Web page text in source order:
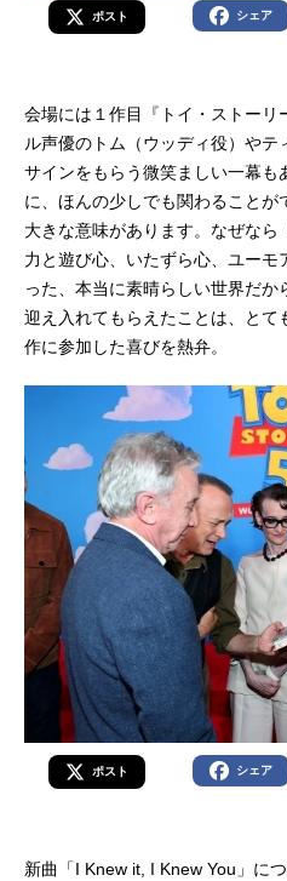
ポスト シェア
会場には１作目『トイ・ストーリ
ル声優のトム（ウッディ役）やテ
サインをもらう微笑ましい一幕も
に、ほんの少しでも関わることが
大きな意味があります。なぜなら
力と遊び心、いたずら心、ユーモ
った、本当に素晴らしい世界だか
迎え入れてもらえたことは、とて
作に参加した喜びを熱弁。
ポスト シェア
新曲「I Knew it, I Knew You」に